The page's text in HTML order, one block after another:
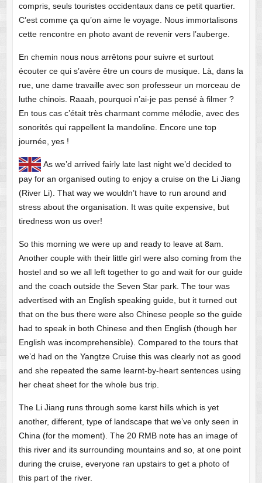
compris, seuls touristes occidentaux dans ce petit quartier.
C’est comme ça qu’on aime le voyage. Nous immortalisons
cette rencontre en photo avant de revenir vers l’auberge.
En chemin nous nous arrêtons pour suivre et surtout
écouter ce qui s’avère être un cours de musique. Là, dans la
rue, une dame travaille avec son professeur un morceau de
luthe chinois. Raaah, pourquoi n’ai-je pas pensé à filmer ?
En tous cas c’était très charmant comme mélodie, avec des
sonorités qui rappellent la mandoline. Encore une top
journée, yes !
As we’d arrived fairly late last night we’d decided to
pay for an organised outing to enjoy a cruise on the Li Jiang
(River Li). That way we wouldn’t have to run around and
stress about the organisation. It was quite expensive, but
tiredness won us over!
So this morning we were up and ready to leave at 8am.
Another couple with their little girl were also coming from the
hostel and so we all left together to go and wait for our guide
and the coach outside the Seven Star park. The tour was
advertised with an English speaking guide, but it turned out
that on the bus there were also Chinese people so the guide
had to speak in both Chinese and then English (though her
English was incomprehensible). Compared to the tours that
we’d had on the Yangtze Cruise this was clearly not as good
and she repeated the same learnt-by-heart sentences using
her cheat sheet for the whole bus trip.
The Li Jiang runs through some karst hills which is yet
another, different, type of landscape that we’ve only seen in
China (for the moment). The 20 RMB note has an image of
this river and its surrounding mountains and so, at one point
during the cruise, everyone ran upstairs to get a photo of
this part of the river.